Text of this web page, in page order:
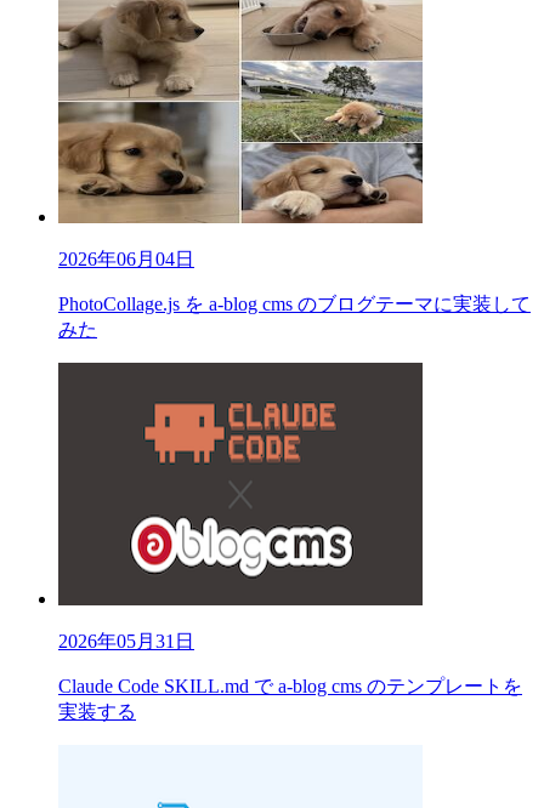
2026年06月04日
PhotoCollage.js を a-blog cms のブログテーマに実装して
みた
2026年05月31日
Claude Code SKILL.md で a-blog cms のテンプレートを
実装する